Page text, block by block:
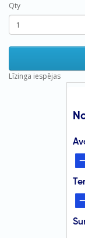
Qty
Līzinga iespējas